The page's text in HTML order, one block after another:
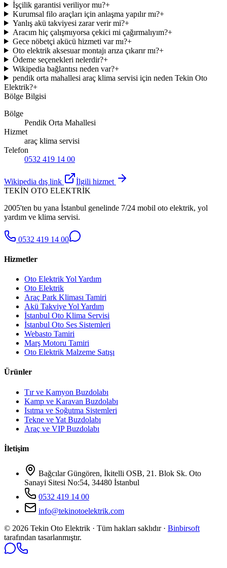
İşçilik garantisi veriliyor mu?+
Kurumsal filo araçları için anlaşma yapılır mı?+
Yanlış akü takviyesi zarar verir mi?+
Aracım hiç çalışmıyorsa çekici mi çağırmalıyım?+
Gece nöbetçi akücü hizmeti var mı?+
Oto elektrik aksesuar montajı arıza çıkarır mı?+
Ödeme seçenekleri nelerdir?+
Wikipedia bağlantısı neden var?+
pendik orta mahallesi araç klima servisi için neden Tekin Oto
Elektrik?+
Bölge Bilgisi
Bölge
Pendik Orta Mahallesi
Hizmet
araç klima servisi
Telefon
0532 419 14 00
Wikipedia dış link
İlgili hizmet
TEKİN OTO ELEKTRİK
2005'ten bu yana İstanbul genelinde 7/24 mobil oto elektrik, yol
yardım ve klima servisi.
0532 419 14 00
Hizmetler
Oto Elektrik Yol Yardım
Oto Elektrik
Araç Park Kliması Tamiri
Akü Takviye Yol Yardım
İstanbul Oto Klima Servisi
İstanbul Oto Ses Sistemleri
Webasto Tamiri
Marş Motoru Tamiri
Oto Elektrik Malzeme Satışı
Ürünler
Tır ve Kamyon Buzdolabı
Kamp ve Karavan Buzdolabı
Isıtma ve Soğutma Sistemleri
Tekne ve Yat Buzdolabı
Araç ve VIP Buzdolabı
İletişim
Bağcılar Güngören, İkitelli OSB, 21. Blok Sk. Oto
Sanayi Sitesi No:54, 34480 İstanbul
0532 419 14 00
info@tekinotoelektrik.com
© 2026 Tekin Oto Elektrik · Tüm hakları saklıdır · Binbirsoft
tarafından tasarlanmıştır.